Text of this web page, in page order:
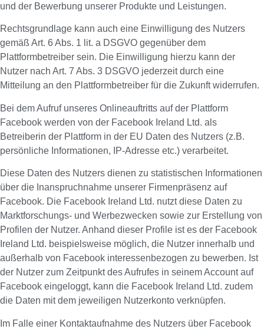
und der Bewerbung unserer Produkte und Leistungen.
Rechtsgrundlage kann auch eine Einwilligung des Nutzers
gemäß Art. 6 Abs. 1 lit. a DSGVO gegenüber dem
Plattformbetreiber sein. Die Einwilligung hierzu kann der
Nutzer nach Art. 7 Abs. 3 DSGVO jederzeit durch eine
Mitteilung an den Plattformbetreiber für die Zukunft widerrufen.
Bei dem Aufruf unseres Onlineauftritts auf der Plattform
Facebook werden von der Facebook Ireland Ltd. als
Betreiberin der Plattform in der EU Daten des Nutzers (z.B.
persönliche Informationen, IP-Adresse etc.) verarbeitet.
Diese Daten des Nutzers dienen zu statistischen Informationen
über die Inanspruchnahme unserer Firmenpräsenz auf
Facebook. Die Facebook Ireland Ltd. nutzt diese Daten zu
Marktforschungs- und Werbezwecken sowie zur Erstellung von
Profilen der Nutzer. Anhand dieser Profile ist es der Facebook
Ireland Ltd. beispielsweise möglich, die Nutzer innerhalb und
außerhalb von Facebook interessenbezogen zu bewerben. Ist
der Nutzer zum Zeitpunkt des Aufrufes in seinem Account auf
Facebook eingeloggt, kann die Facebook Ireland Ltd. zudem
die Daten mit dem jeweiligen Nutzerkonto verknüpfen.
Im Falle einer Kontaktaufnahme des Nutzers über Facebook